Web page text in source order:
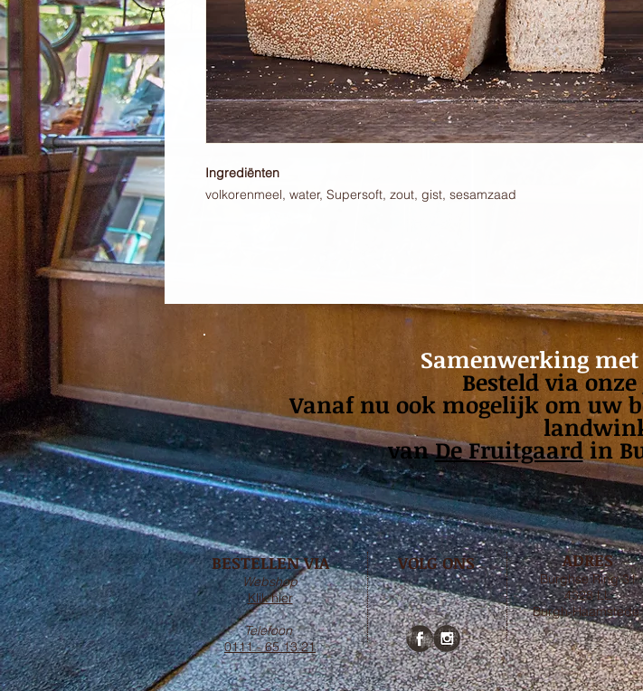
Ingrediënten
volkorenmeel, water, Supersoft, zout, gist, sesamzaad
Samenwerking
Besteld via onze
Vanaf nu ook mogelijk om uw
vanDe Fruitgaardin
BESTELLEN VIA
Webshop
Klik hier
Telefoon
0111 - 65 13 21
VOLG ONS ADRES
Burghse Ring 31
4328 LL
Burgh-Haamstede